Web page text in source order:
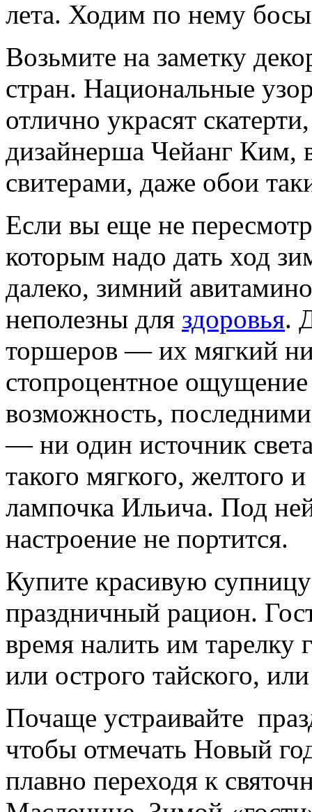
лета. Ходим по нему
Возьмите на заметку
стран. Национальные
отлично украсят
дизайнерша Чейанг Ким,
свитерами, даже обои
Если вы еще не
которым надо дать ход
далеко, зимний
неполезны для здоровья.
торшеров — их мягкий
стопроцентное
возможность,
— ни один источник
такого мягкого, желтого
лампочка Ильича. Под
настроение не портится.
Купите красивую
праздничный рацион.
время налить им тарелку
или острого тайского,
Почаще устраивайте
чтобы отмечать Новый
плавно переходя к